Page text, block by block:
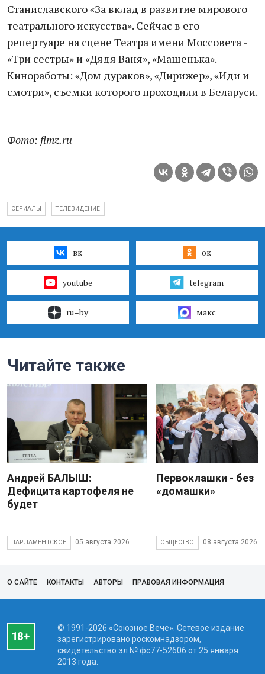
Станиславского «За вклад в развитие мирового
театрального искусства». Сейчас в его
репертуаре на сцене Театра имени Моссовета -
«Три сестры» и «Дядя Ваня», «Машенька».
Киноработы: «Дом дураков», «Дирижер», «Иди и
смотри», съемки которого проходили в Беларуси.
Фото: flmz.ru
СЕРИАЛЫ ТЕЛЕВИДЕНИЕ
вк ок
youtube telegram
ru–by макс
Читайте также
Андрей БАЛЫШ:
Дефицита картофеля не
будет
ПАРЛАМЕНТСКОЕ 05 августа 2026
Первоклашки - без
«домашки»
ОБЩЕСТВО 08 августа 2026
О САЙТЕ КОНТАКТЫ АВТОРЫ ПРАВОВАЯ ИНФОРМАЦИЯ
© 1991-2026 «Союзное Вече». Сетевое издание
зарегистрировано роскомнадзором,
свидетельство эл № фc77-52606 от 25 января
2013 года.